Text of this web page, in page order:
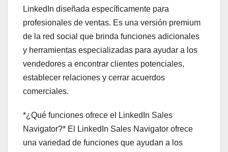
LinkedIn diseñada específicamente para
profesionales de ventas. Es una versión premium
de la red social que brinda funciones adicionales
y herramientas especializadas para ayudar a los
vendedores a encontrar clientes potenciales,
establecer relaciones y cerrar acuerdos
comerciales.
*¿Qué funciones ofrece el LinkedIn Sales
Navigator?* El LinkedIn Sales Navigator ofrece
una variedad de funciones que ayudan a los